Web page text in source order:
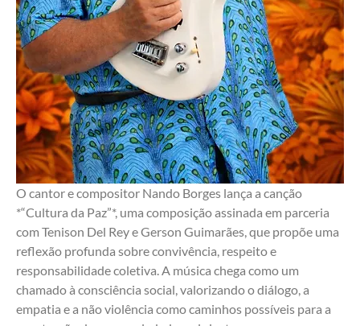
O cantor e compositor Nando Borges lança a canção
*“Cultura da Paz”*, uma composição assinada em parceria
com Tenison Del Rey e Gerson Guimarães, que propõe uma
reflexão profunda sobre convivência, respeito e
responsabilidade coletiva. A música chega como um
chamado à consciência social, valorizando o diálogo, a
empatia e a não violência como caminhos possíveis para a